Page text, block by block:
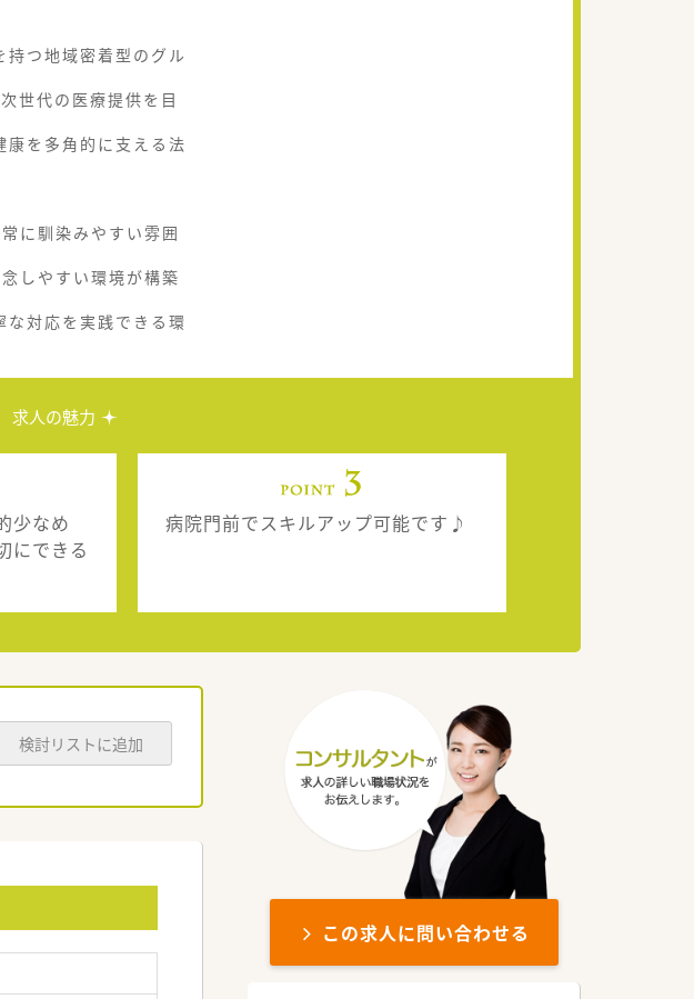
つ地域密着型のグル
世代の医療提供を目
を多角的に支える法
に馴染みやすい雰囲
しやすい環境が構築
対応を実践できる環
求人の魅力
少なめ
にできる
病院門前でスキルアップ可能です♪
検討リストに追加
この求人に問い合わせる